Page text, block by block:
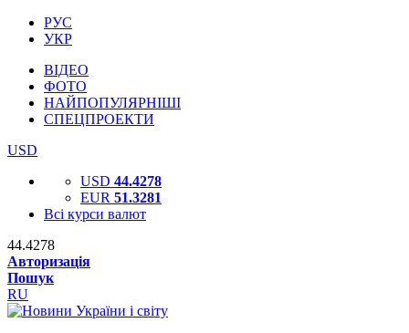
РУС
УКР
ВІДЕО
ФОТО
НАЙПОПУЛЯРНІШІ
СПЕЦПРОЕКТИ
USD
USD 44.4278
EUR 51.3281
Всі курси валют
44.4278
Авторизація
Пошук
RU